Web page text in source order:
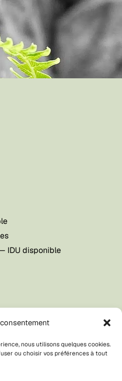
nous utilisons quelques cookies.
ou choisir vos préférences à tout
IDU disponible